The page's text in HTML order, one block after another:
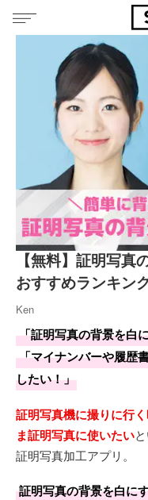
【無料】証明写真
おすすめランキン
Ken
「証明写真の背景を白
「マイナンバーや履歴
したい！」
証明写真機に撮りに行
ま証明写真に使いたい
証明写真加工アプリ。
証明写真の背景を白に